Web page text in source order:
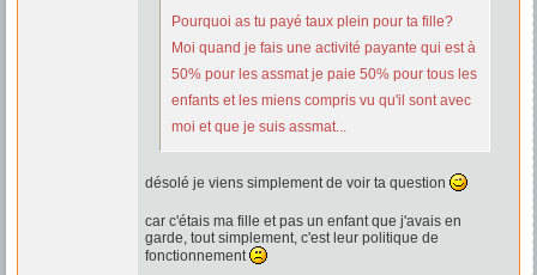
Pourquoi as tu payé taux plein pour ta fille?
Moi quand je fais une activité payante qui est à
50% pour les assmat je paie 50% pour tous les
enfants et les miens compris vu qu'il sont avec
moi et que je suis assmat...
désolé je viens simplement de voir ta question
car c'étais ma fille et pas un enfant que j'avais en
garde, tout simplement, c'est leur politique de
fonctionnement